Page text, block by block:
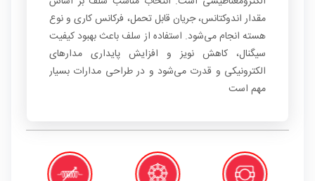
مقدار اندوکتانس، جریان قابل تحمل، فرکانس کاری و نوع
هسته انجام می‌شود. استفاده از سلف باعث بهبود کیفیت
سیگنال، کاهش نویز و افزایش پایداری مدارهای
الکترونیکی و قدرت می‌شود و در طراحی مدارات بسیار
مهم است